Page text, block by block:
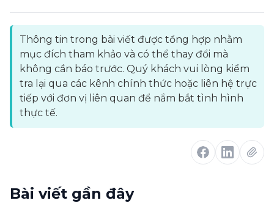
Thông tin trong bài viết được tổng hợp nhằm
mục đích tham khảo và có thể thay đổi mà
không cần báo trước. Quý khách vui lòng kiểm
tra lại qua các kênh chính thức hoặc liên hệ trực
tiếp với đơn vị liên quan để nắm bắt tình hình
thực tế.
Bài viết gần đây